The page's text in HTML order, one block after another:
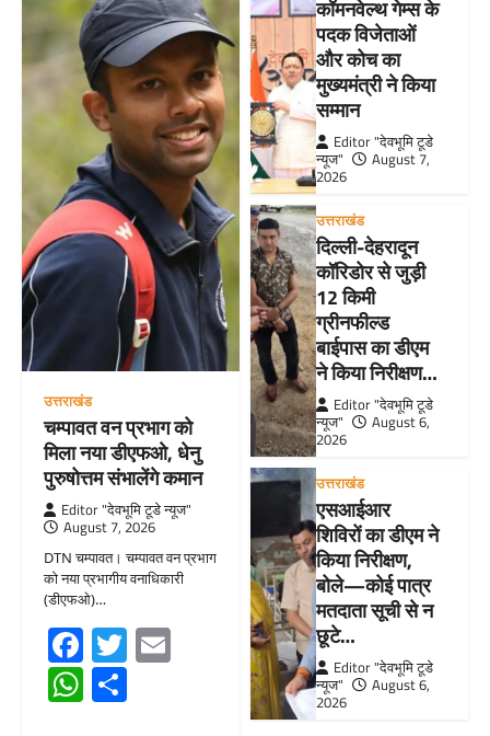
उत्तराखंड
चम्पावत वन प्रभाग को
मिला नया डीएफओ, धेनु
पुरुषोत्तम संभालेंगे कमान
Editor "देवभूमि टूडे न्यूज"
August 7, 2026
DTN चम्पावत। चम्पावत वन प्रभाग
को नया प्रभागीय वनाधिकारी
(डीएफओ)…
Facebook
TwitterEmail
WhatsApp
कॉमनवेल्थ गेम्स के
पदक विजेताओं
और कोच का
मुख्यमंत्री ने किया
सम्मान
Editor "देवभूमि टूडे
न्यूज"
August 7,
2026
उत्तराखंड
दिल्ली-देहरादून
कॉरिडोर से जुड़ी
12 किमी
ग्रीनफील्ड
बाईपास का डीएम
ने किया निरीक्षण…
Editor "देवभूमि टूडे
न्यूज"
August 6,
2026
उत्तराखंड
एसआईआर
शिविरों का डीएम ने
किया निरीक्षण,
बोले—कोई पात्र
मतदाता सूची से न
छूटे…
Editor "देवभूमि टूडे
न्यूज"
August 6,
2026